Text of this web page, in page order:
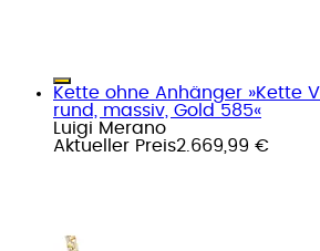
Kette ohne Anhänger »Kette
rund, massiv, Gold 585«
Luigi Merano
Aktueller Preis2.669,99 €